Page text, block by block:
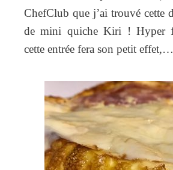
ChefClub que j’ai trouvé cette
de mini quiche Kiri ! Hyper
cette entrée fera son petit effet,…